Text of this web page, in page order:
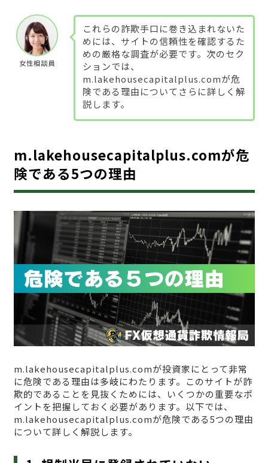
女性相談員
これらの詐欺手口に巻き込まれないた
めには、サイトの信頼性を確認するた
めの厳格な調査が必要です。次のセク
ションでは、
m.lakehousecapitalplus.comが危
険である理由についてさらに詳しく解
説します。
m.lakehousecapitalplus.comが危
険である5つの理由
m.lakehousecapitalplus.comが投資家にとって非常
に危険である理由は多岐にわたります。このサイトが詐
欺的であることを見抜くためには、いくつかの重要なポ
イントを把握しておく必要があります。以下では、
m.lakehousecapitalplus.comが危険である5つの理由
について詳しく解説します。